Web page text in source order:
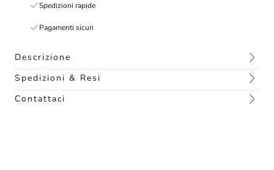
Spedizioni rapide
Pagamenti sicuri
Descrizione
Spedizioni & Resi
Contattaci